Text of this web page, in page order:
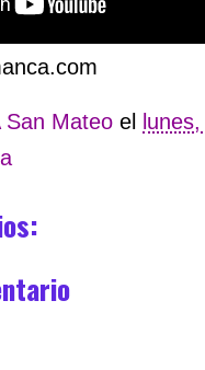
San Mateo el